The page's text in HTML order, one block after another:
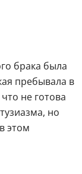
брака была
пребывала в
не готова
но
этом